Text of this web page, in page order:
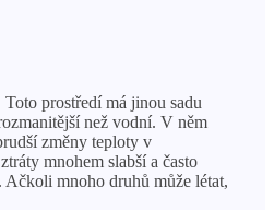
prostředí má jinou sadu
než vodní. V něm
změny teploty v
mnohem slabší a často
mnoho druhů může létat,